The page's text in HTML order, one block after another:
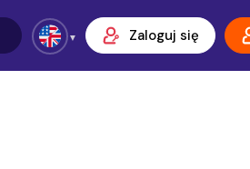
Zaloguj się